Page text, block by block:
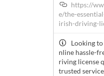
https://
e/the-
irish-driving-
Looking
nline hassle-
riving license
trusted